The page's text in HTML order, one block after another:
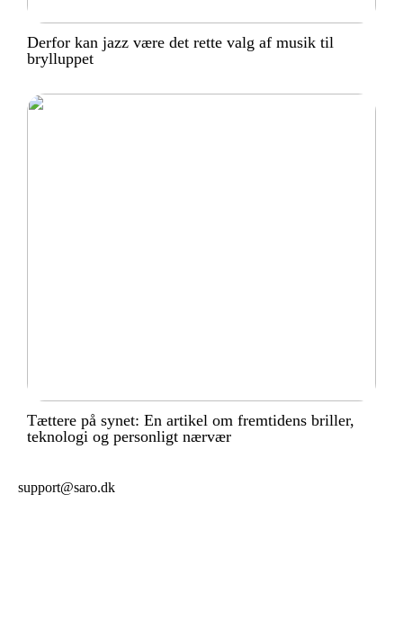
Derfor kan jazz være det rette valg af musik til
brylluppet
Tættere på synet: En artikel om fremtidens briller,
teknologi og personligt nærvær
support@saro.dk